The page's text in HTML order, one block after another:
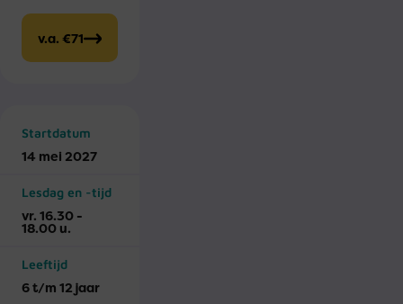
v.a. €71
Startdatum
14 mei 2027
Lesdag en -tijd
vr. 16.30 -
18.00 u.
Leeftijd
6 t/m 12 jaar